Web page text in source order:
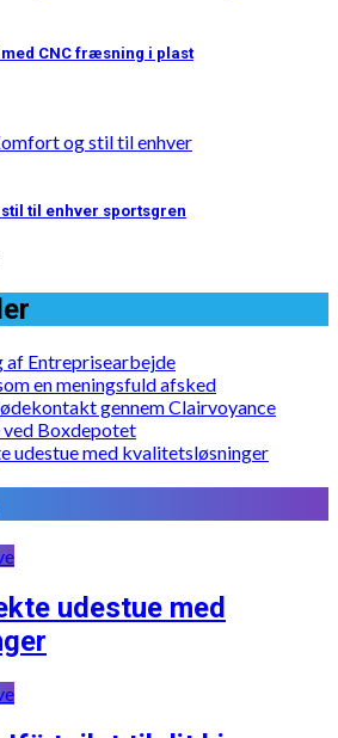
CNC fræsning i plast
til enhver sportsgren
af Entreprisearbejde
en meningsfuld afsked
gennem Clairvoyance
Boxdepotet
udestue med kvalitetsløsninger
udestue med